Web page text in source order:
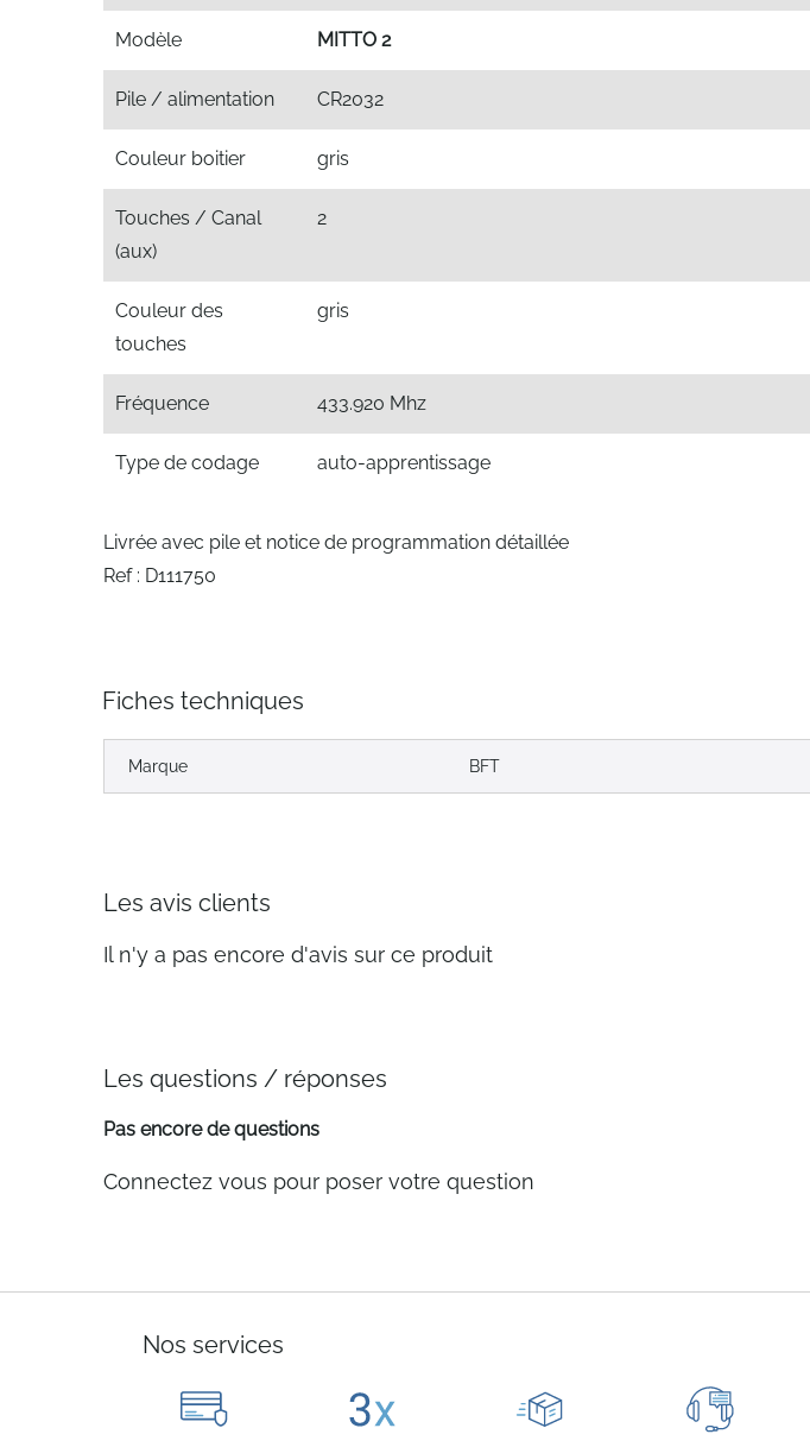
Modèle MITTO 2
Pile / alimentation CR2032
Couleur boitier gris
Touches / Canal
(aux)
2
Couleur des
touches
gris
Fréquence 433.920 Mhz
Type de codage auto-apprentissage
Livrée avec pile et notice de programmation détaillée
Ref : D111750
Fiches techniques
Marque BFT
Les avis clients
Il n'y a pas encore d'avis sur ce produit
Les questions / réponses
Pas encore de questions
Connectez vous pour poser votre question
Nos services